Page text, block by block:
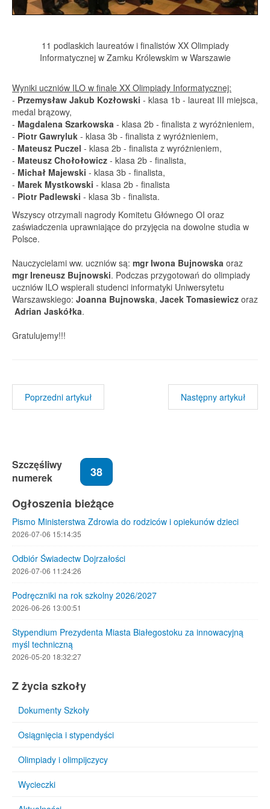
11 podlaskich laureatów i finalistów XX Olimpiady
Informatycznej w Zamku Królewskim w Warszawie
Wyniki uczniów ILO w finale XX Olimpiady Informatycznej:
- Przemysław Jakub Kozłowski - klasa 1b - laureat III miejsca,
medal brązowy,
- Magdalena Szarkowska - klasa 2b - finalista z wyróżnieniem,
- Piotr Gawryluk - klasa 3b - finalista z wyróżnieniem,
- Mateusz Puczel - klasa 2b - finalista z wyróżnieniem,
- Mateusz Chołołowicz - klasa 2b - finalista,
- Michał Majewski - klasa 3b - finalista,
- Marek Mystkowski - klasa 2b - finalista
- Piotr Padlewski - klasa 3b - finalista.
Wszyscy otrzymali nagrody Komitetu Głównego OI oraz
zaświadczenia uprawniające do przyjęcia na dowolne studia w
Polsce.
Nauczycielami ww. uczniów są: mgr Iwona Bujnowska oraz
mgr Ireneusz Bujnowski. Podczas przygotowań do olimpiady
uczniów ILO wspierali studenci informatyki Uniwersytetu
Warszawskiego: Joanna Bujnowska, Jacek Tomasiewicz oraz
Adrian Jaskółka.
Gratulujemy!!!
Poprzedni artykuł Następny artykuł
Szczęśliwy
numerek
38
Ogłoszenia bieżące
Pismo Ministerstwa Zdrowia do rodziców i opiekunów dzieci
2026-07-06 15:14:35
Odbiór Świadectw Dojrzałości
2026-07-06 11:24:26
Podręczniki na rok szkolny 2026/2027
2026-06-26 13:00:51
Stypendium Prezydenta Miasta Białegostoku za innowacyjną
myśl techniczną
2026-05-20 18:32:27
Z życia szkoły
Dokumenty Szkoły
Osiągnięcia i stypendyści
Olimpiady i olimpijczycy
Wycieczki